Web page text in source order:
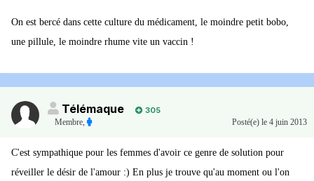
On est bercé dans cette culture du médicament, le moindre petit bobo,
une pillule, le moindre rhume vite un vaccin !
Télémaque
305
Membre, Posté(e) le 4 juin 2013
C'est sympathique pour les femmes d'avoir ce genre de solution pour
réveiller le désir de l'amour :) En plus je trouve qu'au moment ou l'on